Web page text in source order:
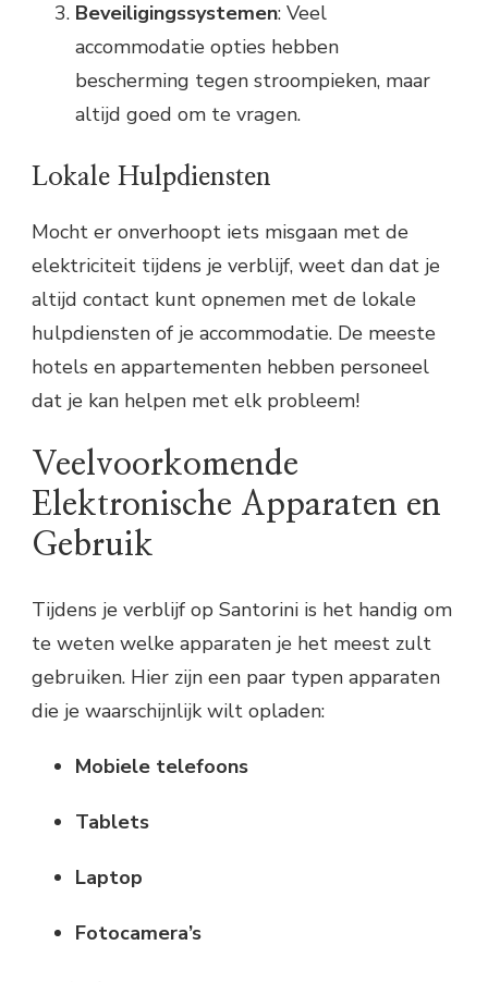
Beveiligingssystemen: Veel
accommodatie opties hebben
bescherming tegen stroompieken, maar
altijd goed om te vragen.
Lokale Hulpdiensten
Mocht er onverhoopt iets misgaan met de
elektriciteit tijdens je verblijf, weet dan dat je
altijd contact kunt opnemen met de lokale
hulpdiensten of je accommodatie. De meeste
hotels en appartementen hebben personeel
dat je kan helpen met elk probleem!
Veelvoorkomende
Elektronische Apparaten en
Gebruik
Tijdens je verblijf op Santorini is het handig om
te weten welke apparaten je het meest zult
gebruiken. Hier zijn een paar typen apparaten
die je waarschijnlijk wilt opladen:
Mobiele telefoons
Tablets
Laptop
Fotocamera’s